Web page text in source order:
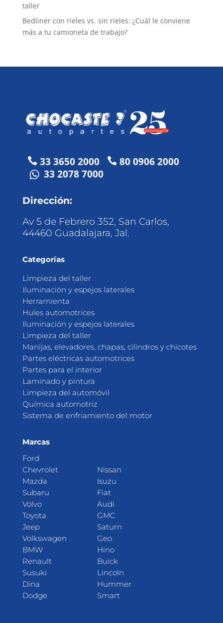
taller
Bedliner con rieles vs. sin rieles: ¿Cuál le conviene
más a tu camioneta de trabajo?
 33 3650 2000  80 0906 2000
33 2078 7000
Dirección:
Av 5 de Febrero 352, San Carlos,
44460 Guadalajara, Jal.
Categorías
Limpieza del taller
Iluminación y espejos laterales
Herramienta
Hules automotrices
Iluminación y espejos laterales
Limpieza del taller
Manijas, elevadores, chapas, cilindros y chicotes
Partes eléctricas automotrices
Partes para el interior
Laminado y pintura
Limpieza del automóvil
Química automotriz
Sistema de enfriamiento del motor
Marcas
Ford
Chevrolet
Mazda
Subaru
Volvo
Toyota
Jeep
Volkswagen
BMW
Renault
Susuki
Dina
Dodge
Nissan
Isuzu
Fiat
Audi
GMC
Saturn
Geo
Hino
Buick
Lincoln
Hummer
Smart